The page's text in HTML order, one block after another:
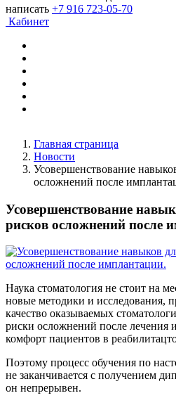
написать +7 916 723-05-70
Кабинет
Главная страница
Новости
Усовершенствование
осложнений после
Усовершенствование
рисков осложнений после
Наука стоматология не стоит на
новые методики и исследования,
качество оказываемых
риски осложнений после лечения
комфорт пациентов в
Поэтому процесс обучения по
не заканчивается с получением
он непрерывен.